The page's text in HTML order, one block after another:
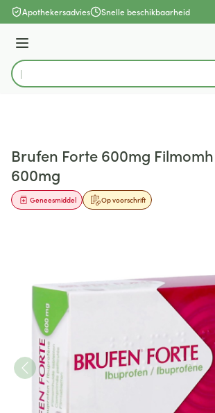
Ga naar de inhoud
Apothekersadvies Snelle beschikbaarheid
Menu
Product, merk, categorie...
Brufen Forte 600mg Filmomh
600mg
Op voorschrift
Geneesmiddel